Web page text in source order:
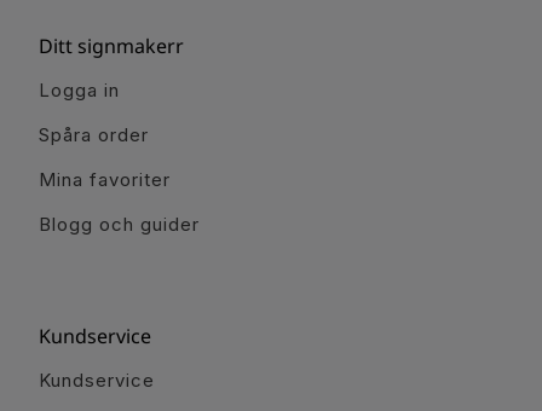
Ditt signmakerr
Logga in
Spåra order
Mina favoriter
Blogg och guider
Kundservice
Kundservice